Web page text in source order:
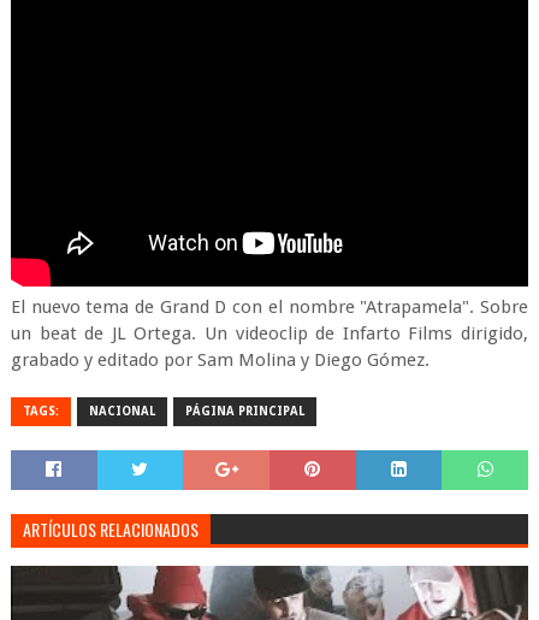
El nuevo tema de Grand D con el nombre "Atrapamela". Sobre
un beat de JL Ortega. Un videoclip de Infarto Films dirigido,
grabado y editado por Sam Molina y Diego Gómez.
TAGS: NACIONAL PÁGINA PRINCIPAL
ARTÍCULOS RELACIONADOS